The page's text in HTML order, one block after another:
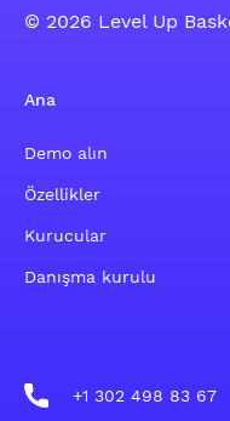
© 2026 Level Up
Ana
Demo alın
Özellikler
Kurucular
Danışma kurulu
+1 302 498 83 67